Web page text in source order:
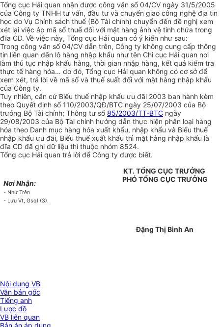
Tổng cục Hải quan nhận được công văn số 04/CV ngày 31/5/2005
của Công ty TNHH tư vấn, đầu tư và chuyển giao công nghệ địa tin
học do Vụ Chính sách thuế (Bộ Tài chính) chuyển đến đề nghị xem
xét lại việc áp mã số thuế đối với mặt hàng ảnh vệ tinh chứa trong
đĩa CD. Về việc này, Tổng cục Hải quan có ý kiến như sau:
Trong công văn số 04/CV dẫn trên, Công ty không cung cấp thông
tin liên quan đến lô hàng nhập khẩu như tên Chi cục Hải quan nơi
làm thủ tục nhập khẩu hàng, thời gian nhập hàng, kết quả kiểm tra
thực tế hàng hóa… do đó, Tổng cục Hải quan không có cơ sở để
xem xét, trả lời về mã số và thuế suất đối với mặt hàng nhập khẩu
của Công ty.
Tuy nhiên, căn cứ Biểu thuế nhập khẩu ưu đãi 2003 ban hành kèm
theo Quyết định số 110/2003/QĐ/BTC ngày 25/07/2003 của Bộ
trưởng Bộ Tài chính; Thông tư số85/2003/TT-BTC ngày
29/08/2003 của Bộ Tài chính hướng dẫn thực hiện phân loại hàng
hóa theo Danh mục hàng hóa xuất khẩu, nhập khẩu và Biểu thuế
nhập khẩu ưu đãi, Biểu thuế xuất khẩu thì mặt hàng nhập khẩu là
đĩa CD đã ghi dữ liệu thì thuộc nhóm 8524.
Tổng cục Hải quan trả lời để Công ty được biết.
Nơi Nhận:
- Như Trên
- Lưu Vt, Gsql (3).
KT. TỔNG CỤC TRƯỞNG
PHÓ TỔNG CỤC TRƯỞNG
Đặng Thị Bình An
Nội dung VB
Văn bản gốc
Tiếng anh
Lược đồ
VB liên quan
Bản án áp dụng